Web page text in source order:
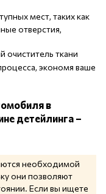
мест, таких как
отверстия,
очиститель ткани
экономя ваше
в
детейлинга –
необходимой
они позволяют
Если вы ищете